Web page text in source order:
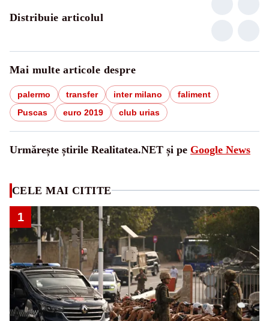
Distribuie articolul
Mai multe articole despre
palermo transfer inter milano
faliment
Puscas
euro 2019 club urias
Urmărește știrile Realitatea.NET și pe Google News
CELE MAI CITITE
1